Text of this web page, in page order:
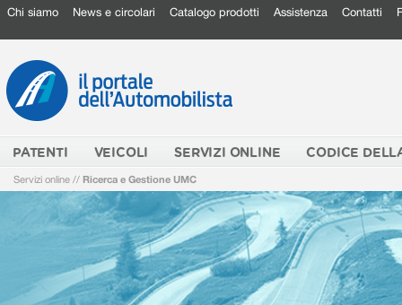
Chi siamo News e circolari Catalogo prodotti Assistenza Contatti
PATENTI VEICOLI SERVIZI ONLINE CODICE
Servizi online // Ricerca e Gestione UMC